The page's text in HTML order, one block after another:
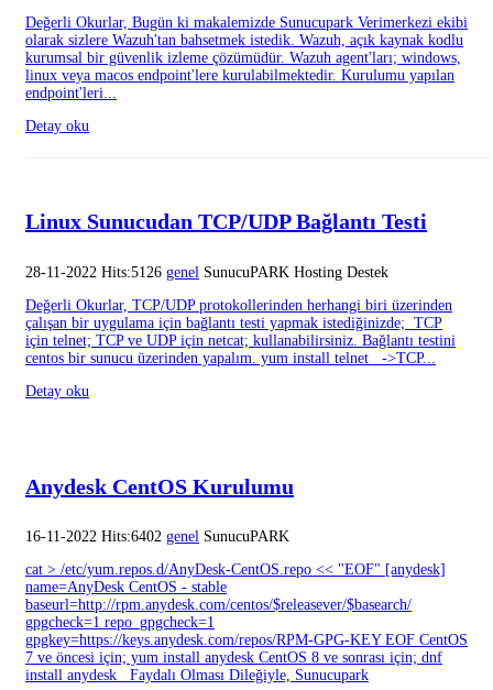
Değerli Okurlar, Bugün ki makalemizde Sunucupark Verimerkezi ekibi
olarak sizlere Wazuh'tan bahsetmek istedik. Wazuh, açık kaynak kodlu
kurumsal bir güvenlik izleme çözümüdür. Wazuh agent'ları; windows,
linux veya macos endpoint'lere kurulabilmektedir. Kurulumu yapılan
endpoint'leri...
Detay oku
Linux Sunucudan TCP/UDP Bağlantı Testi
28-11-2022 Hits:5126 genel SunucuPARK Hosting Destek
Değerli Okurlar, TCP/UDP protokollerinden herhangi biri üzerinden
çalışan bir uygulama için bağlantı testi yapmak istediğinizde; TCP
için telnet; TCP ve UDP için netcat; kullanabilirsiniz. Bağlantı testini
centos bir sunucu üzerinden yapalım. yum install telnet ->TCP...
Detay oku
Anydesk CentOS Kurulumu
16-11-2022 Hits:6402 genel SunucuPARK
cat > /etc/yum.repos.d/AnyDesk-CentOS.repo << "EOF" [anydesk]
name=AnyDesk CentOS - stable
baseurl=http://rpm.anydesk.com/centos/$releasever/$basearch/
gpgcheck=1 repo_gpgcheck=1
gpgkey=https://keys.anydesk.com/repos/RPM-GPG-KEY EOF CentOS
7 ve öncesi için; yum install anydesk CentOS 8 ve sonrası için; dnf
install anydesk Faydalı Olması Dileğiyle, Sunucupark